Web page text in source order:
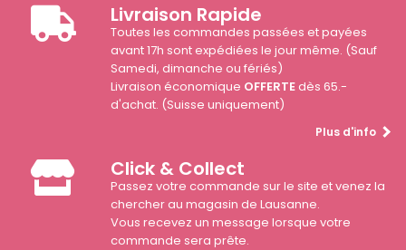
Livraison Rapide
Toutes les commandes passées et payées
avant 17h sont expédiées le jour même. (Sauf
Samedi, dimanche ou fériés)
Livraison économique OFFERTEdès 65.-
d'achat. (Suisse uniquement)
Plus d'info
Click & Collect
Passez votre commande sur le site et venez la
chercher au magasin de Lausanne.
Vous recevez un message lorsque votre
commande sera prête.